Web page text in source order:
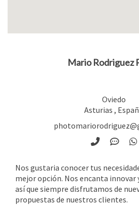
Mario Rodriguez
Oviedo
Asturias ,
Nos gustaria conocer tus
mejor opción. Nos encanta innovar
así que siempre disfrutamos de
propuestas de nuestros clientes.